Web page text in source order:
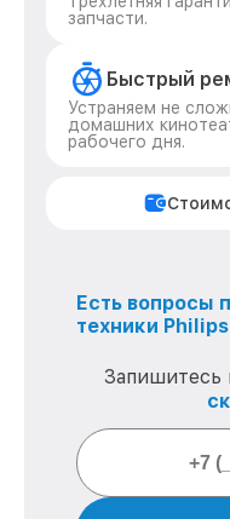
запчасти.
Быстрый
Устраняем не
домашних
рабочего дня.
Есть вопросы
техники
Запишитесь